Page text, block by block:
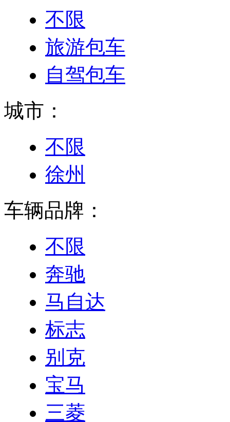
不限
旅游包车
自驾包车
城市：
不限
徐州
车辆品牌：
不限
奔驰
马自达
标志
别克
宝马
三菱